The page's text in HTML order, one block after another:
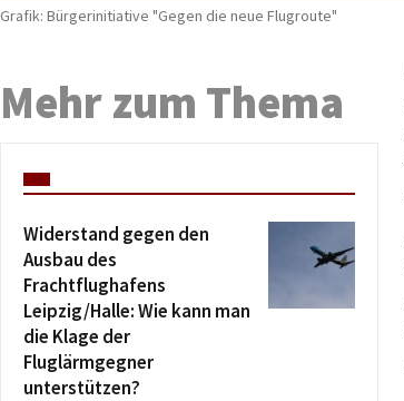
Grafik: Bürgerinitiative "Gegen die neue Flugroute"
Mehr zum Thema
Widerstand gegen den
Ausbau des
Frachtflughafens
Leipzig/Halle: Wie kann man
die Klage der
Fluglärmgegner
unterstützen?